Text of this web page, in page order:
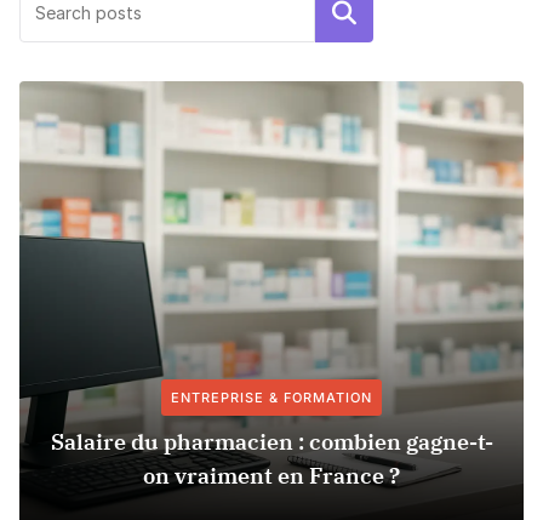
Rechercher
ENTREPRISE & FORMATION
Salaire du pharmacien : combien gagne-t-
on vraiment en France ?